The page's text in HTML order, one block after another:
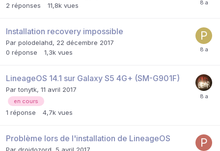
2 réponses 11,8k vues
Installation recovery impossible
Par polodelahd, 22 décembre 2017
0 réponse 1,3k vues
LineageOS 14.1 sur Galaxy S5 4G+ (SM-G901F)
Partonytk, 11 avril 2017
en cours
1 réponse 4,7k vues
Problème lors de l'installation de LineageOS
Par droidozord, 5 avril 2017